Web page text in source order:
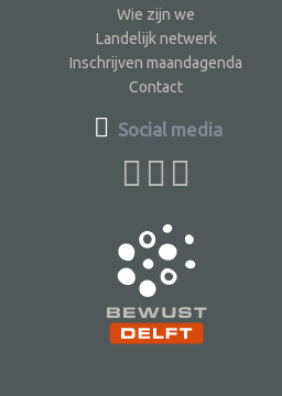
Wie zijn we
Landelijk netwerk
Inschrijven maandagenda
Contact
Social media